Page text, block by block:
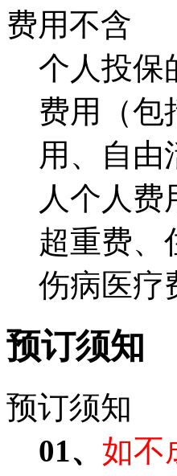
费用不含
个人投保
费用（包
用、自由
人个人
超重费、
伤病医疗
预订须知
预订须知
01、 如不